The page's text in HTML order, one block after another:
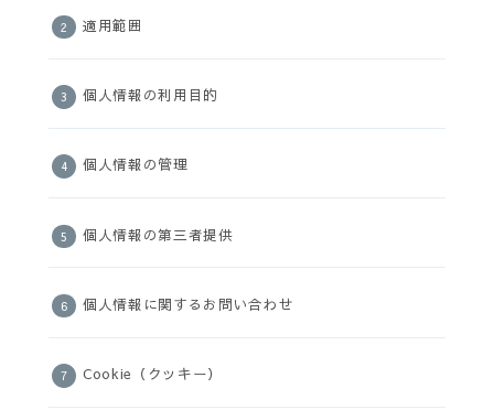
適用範囲
個人情報の利用目的
個人情報の管理
個人情報の第三者提供
個人情報に関するお問い合わせ
Cookie（クッキー）